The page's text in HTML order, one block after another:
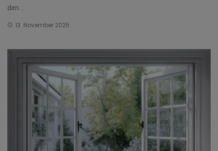
den ...
13. November 2025